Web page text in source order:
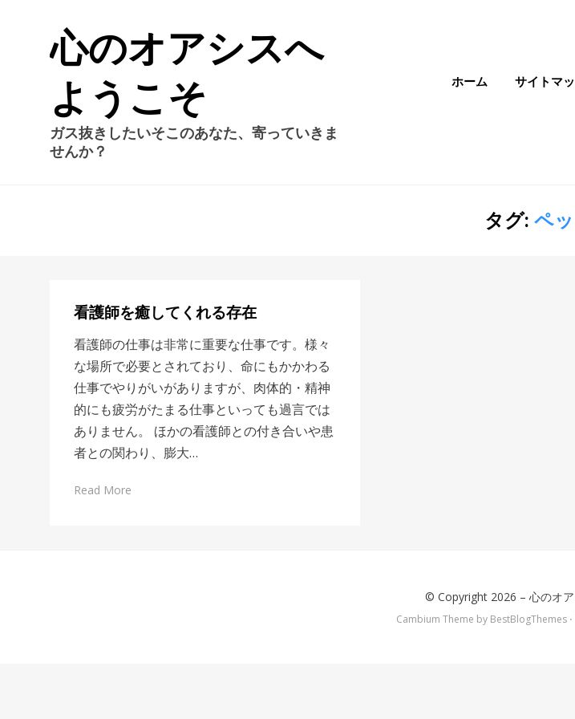
心のオアシスへ
ようこそ
ガス抜きしたいそこのあなた、寄っていきま
せんか？
ホーム サイトマ
タグ: ペ
看護師を癒してくれる存在
看護師の仕事は非常に重要な仕事です。様々
な場所で必要とされており、命にもかかわる
仕事でやりがいがありますが、肉体的・精神
的にも疲労がたまる仕事といっても過言では
ありません。 ほかの看護師との付き合いや患
者との関わり、膨大…
Read More
© Copyright 2026 – 心のオ
Cambium Theme by BestBlogThemes ⋅